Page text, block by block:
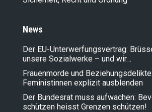
News
Der EU-Unterwerfungsvertrag:
unsere Sozialwerke – und wir…
Frauenmorde und
Feministinnen explizit ausblenden
Der Bundesrat muss aufwachen:
schützen heisst Grenzen schützen!